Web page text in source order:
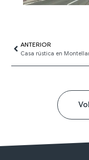
AntANTERIOR
Casa rústica en